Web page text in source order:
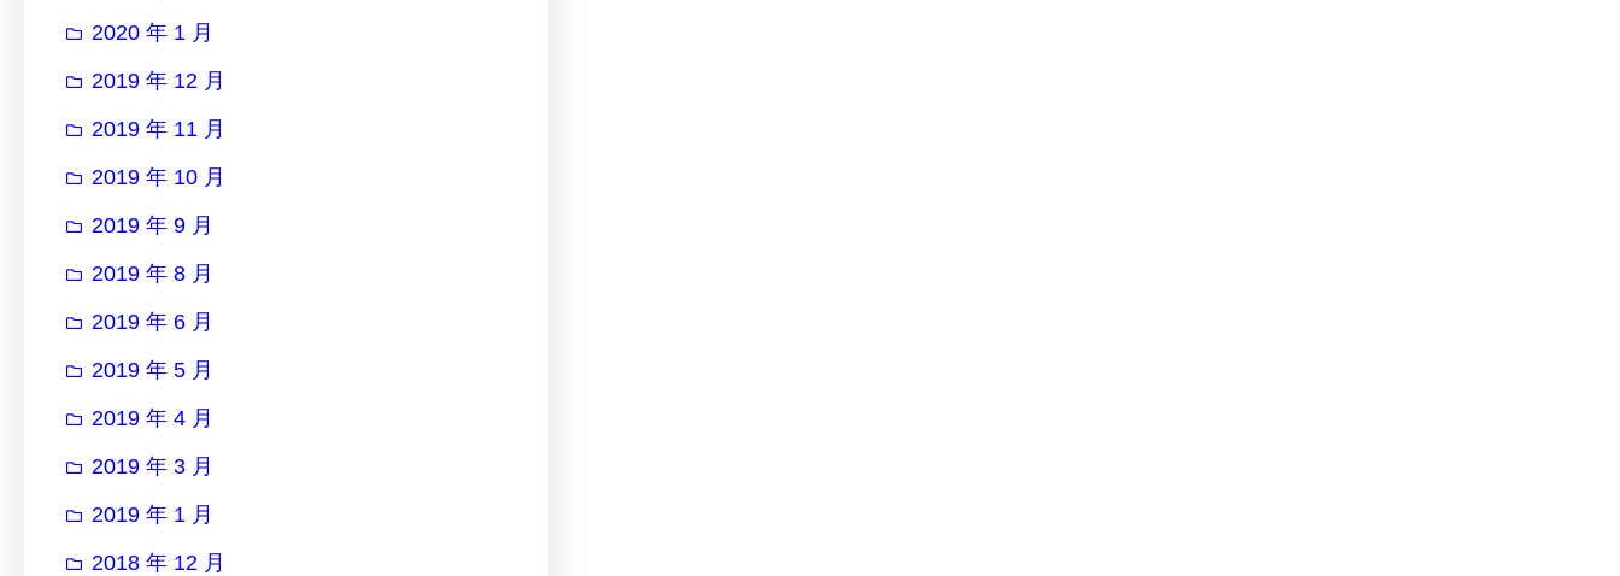
2020 年 1 月
2019 年 12 月
2019 年 11 月
2019 年 10 月
2019 年 9 月
2019 年 8 月
2019 年 6 月
2019 年 5 月
2019 年 4 月
2019 年 3 月
2019 年 1 月
2018 年 12 月